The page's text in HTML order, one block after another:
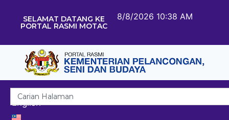
SELAMAT DATANG KE
PORTAL RASMI MOTAC
8/8/2026 10:38 AM
English